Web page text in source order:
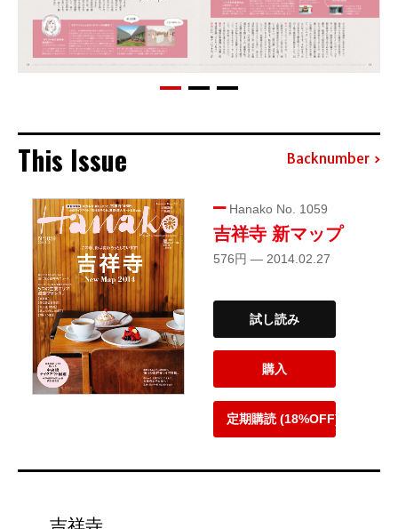
This Issue Backnumber
Hanako No. 1059
吉祥寺 新マップ
576円 — 2014.02.27
試し読み
購入
定期購読 (18%OFF)